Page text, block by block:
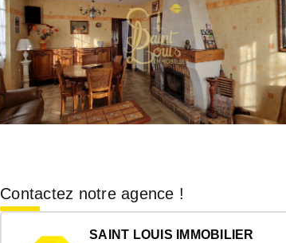
Contactez notre agence !
SAINT LOUIS IMMOBILIER